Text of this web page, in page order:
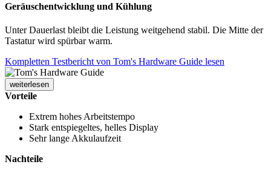
Geräuschentwicklung und Kühlung
Unter Dauerlast bleibt die Leistung weitgehend stabil. Die Mitte der
Tastatur wird spürbar warm.
Kompletten Testbericht von Tom's Hardware Guide lesen
weiterlesen
Vorteile
Extrem hohes Arbeitstempo
Stark entspiegeltes, helles Display
Sehr lange Akkulaufzeit
Nachteile